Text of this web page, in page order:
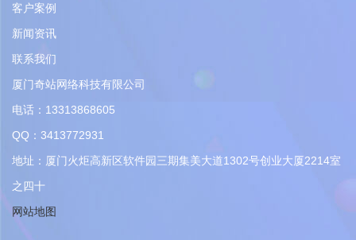
客户案例
新闻资讯
联系我们
厦门奇站网络科技有限公司
电话：13313868605
QQ：3413772931
地址：厦门火炬高新区软件园三期集美大道1302号创业大厦2214室
之四十
网站地图